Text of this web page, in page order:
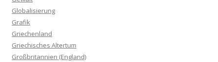
Globalisierung
Grafik
Griechenland
Griechisches Altertum
Großbritannien (England)